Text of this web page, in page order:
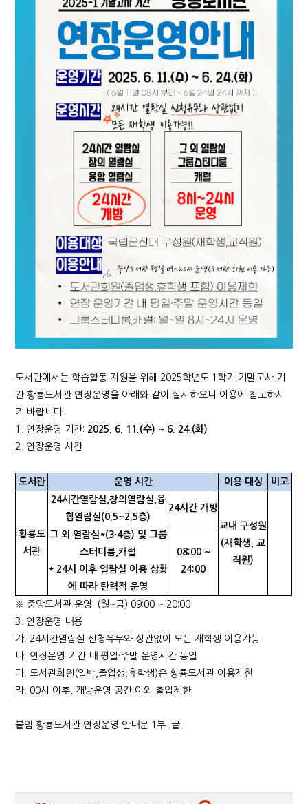
도서관에서는 학습활동 지원을 위해 2025학년도 1학기 기말고사 기
간 황룡도서관 연장운영을 아래와 같이 실시하오니 이용에 참고하시
기 바랍니다.
1. 연장운영 기간: 2025. 6. 11.(수) ~ 6. 24.(화)
2. 연장운영 시간
도서관 운영 시간 이용 대상 비고
황룡도
서관
24시간열람실 창의열람실 융
합열람실(0.5~2.5층)
24시간 개방
교내 구성원
(재학생, 교
직원)
그 외 열람실*(3·4층) 및 그룹
스터디룸,캐럴
* 24시 이후 열람실 이용 상황
에 따라 탄력적 운영
08:00 ~
24:00
※ 중앙도서관 운영: (월~금) 09:00 ~ 20:00
3. 연장운영 내용
가. 24시간열람실 신청유무와 상관없이 모든 재학생 이용가능
나. 연장운영 기간 내 평일·주말 운영시간 동일
다. 도서관회원(일반,졸업생,휴학생)은 황룡도서관 이용제한
라. 00시 이후, 개방운영 공간 이외 출입제한
붙임 황룡도서관 연장운영 안내문 1부. 끝.